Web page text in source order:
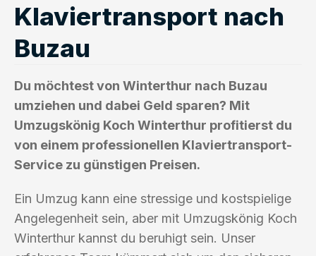
Klaviertransport nach
Buzau
Du möchtest von Winterthur nach Buzau
umziehen und dabei Geld sparen? Mit
Umzugskönig Koch Winterthur profitierst du
von einem professionellen Klaviertransport-
Service zu günstigen Preisen.
Ein Umzug kann eine stressige und kostspielige
Angelegenheit sein, aber mit Umzugskönig Koch
Winterthur kannst du beruhigt sein. Unser